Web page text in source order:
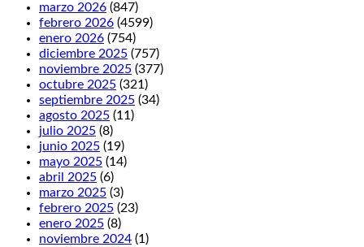
marzo 2026 (847)
febrero 2026 (4599)
enero 2026 (754)
diciembre 2025 (757)
noviembre 2025 (377)
octubre 2025 (321)
septiembre 2025 (34)
agosto 2025 (11)
julio 2025 (8)
junio 2025 (19)
mayo 2025 (14)
abril 2025 (6)
marzo 2025 (3)
febrero 2025 (23)
enero 2025 (8)
noviembre 2024 (1)